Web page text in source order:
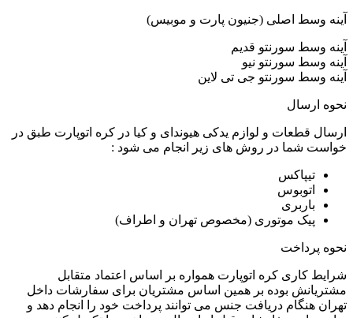
آینه وسط اصلی (جنیون پارت و موبیس)
آینه وسط سورنتو قدیم
آینه وسط سورنتو نیو
آینه وسط سورنتو جی تی لاین
نحوه ارسال
ارسال قطعات و لوازم یدکی هیوندای و کیا در کره اتوپارت طبق در
خواست شما در روش های زیر انجام می شود :
تیپاکس
اتوبوس
باربری
پیک موتوری (مخصوص تهران و اطراف)
نحوه پرداخت
شرایط کاری کره اتوپارت همواره بر اساس اعتماد متقابل
مشتریانش بوده بر همین اساس مشتریان برای سفارشات داخل
تهران هنگام دریافت جنس می توانند پرداخت خود را انجام دهد و